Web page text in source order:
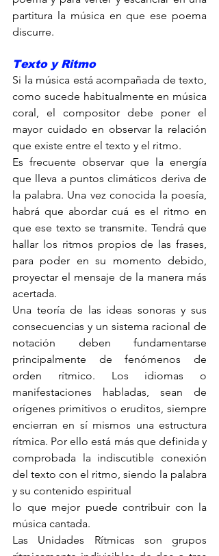
partitura la música en que ese poema
discurre.
Texto y Ritmo
Si la música está acompañada de texto,
como sucede habitualmente en música
coral, el compositor debe poner el
mayor cuidado en observar la relación
que existe entre el texto y el ritmo.
Es frecuente observar que la energía
que lleva a puntos climáticos deriva de
la palabra. Una vez conocida la poesía,
habrá que abordar cuá es el ritmo en
que ese texto se transmite. Tendrá que
hallar los ritmos propios de las frases,
para poder en su momento debido,
proyectar el mensaje de la manera más
acertada.
Una teoría de las ideas sonoras y sus
consecuencias y un sistema racional de
notación deben fundamentarse
principalmente de fenómenos de
orden rítmico. Los idiomas o
manifestaciones habladas, sean de
orígenes primitivos o eruditos, siempre
encierran en sí mismos una estructura
rítmica. Por ello está más que definida y
comprobada la indiscutible conexión
del texto con el ritmo, siendo la palabra
y su contenido espiritual
lo que mejor puede contribuir con la
música cantada.
Las Unidades Rítmicas son grupos